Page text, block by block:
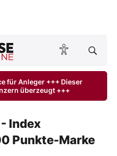
ONLINE lesen
für Anleger +++ Dieser
überzeugt +++
Index
Punkte-Marke